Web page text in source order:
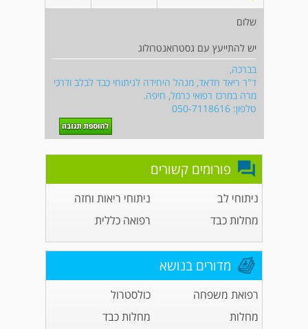
שלום
יש להתייעץ עם גסטרואנטרולוג
בברכה,
ד"ר ריאד חדאד, מנהל היחידה לניתוחי כבד לבלב ודרכי
מרה במרכז רפואי כרמל, חיפה.
טלפון: 050-7118616
פורומים קשורים
ניתוחי לב
ניתוחי ריאות וחזה
מחלות כבד
רפואה כללית
מדורים בנושא
רפואת משפחה
כולסטרול
מחלות
מחלות כבד